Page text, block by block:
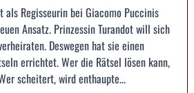
als Regisseurin bei Giacomo Puccinis
Ansatz. Prinzessin Turandot will sich
Deswegen hat sie einen
errichtet. Wer die Rätsel lösen kann,
scheitert, wird enthaupte...